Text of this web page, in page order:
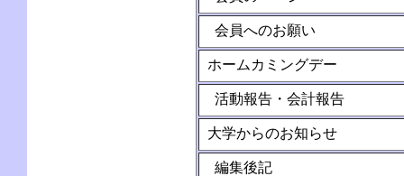
会員へのお願い
ホームカミングデー
活動報告・会計報告
大学からのお知らせ
編集後記